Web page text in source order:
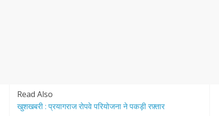
Read Also
खुशखबरी : प्रयागराज रोपवे परियोजना ने पकड़ी रफ़्तार